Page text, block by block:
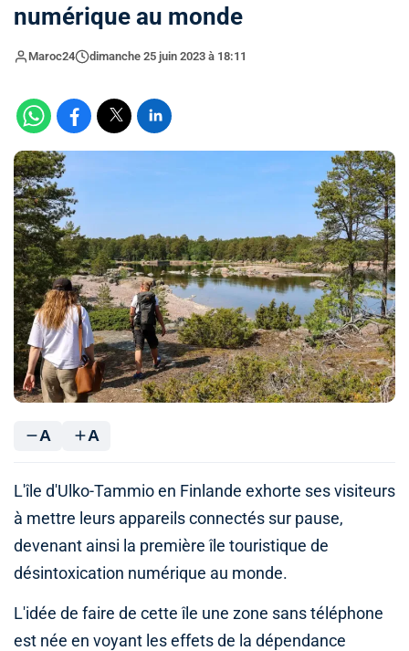
numérique au monde
Maroc24 dimanche 25 juin 2023 à 18:11
A A
L'île d'Ulko-Tammio en Finlande exhorte ses visiteurs
à mettre leurs appareils connectés sur pause,
devenant ainsi la première île touristique de
désintoxication numérique au monde.
L'idée de faire de cette île une zone sans téléphone
est née en voyant les effets de la dépendance